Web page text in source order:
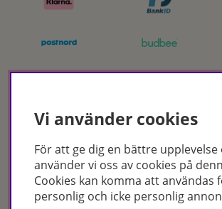
Vi använder cookies
För att ge dig en bättre upplevelse
använder vi oss av cookies på
Cookies kan komma att användas
personlig och icke personlig